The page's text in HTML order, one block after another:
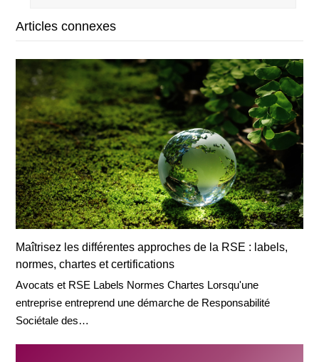
Articles connexes
Maîtrisez les différentes approches de la RSE : labels,
normes, chartes et certifications
Avocats et RSE Labels Normes Chartes Lorsqu'une
entreprise entreprend une démarche de Responsabilité
Sociétale des…